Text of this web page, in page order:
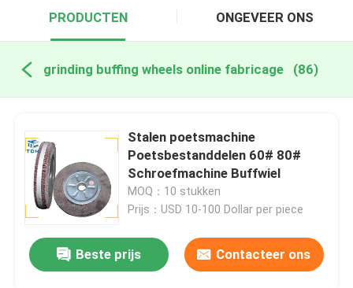
PRODUCTEN ONGEVEER ONS
grinding buffing wheels online fabricage (86)
Stalen poetsmachine
Poetsbestanddelen 60# 80#
Schroefmachine Buffwiel
MOQ：10 stukken
Prijs：USD 10-100 Dollar per piece
Beste prijs Contacteer ons